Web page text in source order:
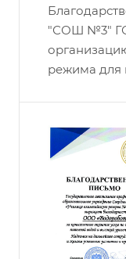
"СОШ №3"
режима для